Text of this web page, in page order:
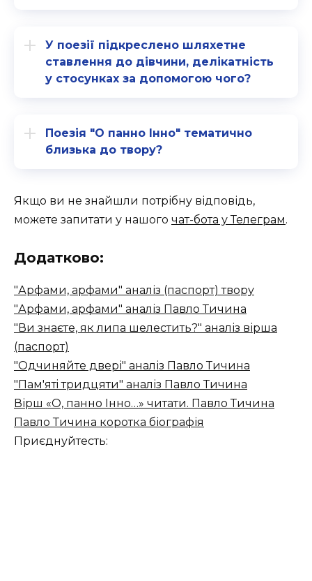
У поезії підкреслено шляхетне
ставлення до дівчини, делікатність
у стосунках за допомогою чого?
Поезія "О панно Інно" тематично
близька до твору?
Якщо ви не знайшли потрібну відповідь,
можете запитати у нашого чат-бота у Телеграм.
Додатково:
"Арфами, арфами" аналіз (паспорт) твору
"Арфами, арфами" аналіз Павло Тичина
"Ви знаєте, як липа шелестить?" аналіз вірша
(паспорт)
"Одчиняйте двері" аналіз Павло Тичина
"Пам'ятi тридцяти" аналіз Павло Тичина
Вірш «О, панно Інно…» читати. Павло Тичина
Павло Тичина коротка біографія
Приєднуйтесть: